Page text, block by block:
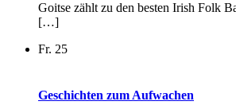
Goitse zählt zu den besten Irish Folk
[…]
Fr. 25
Geschichten zum Aufwachen